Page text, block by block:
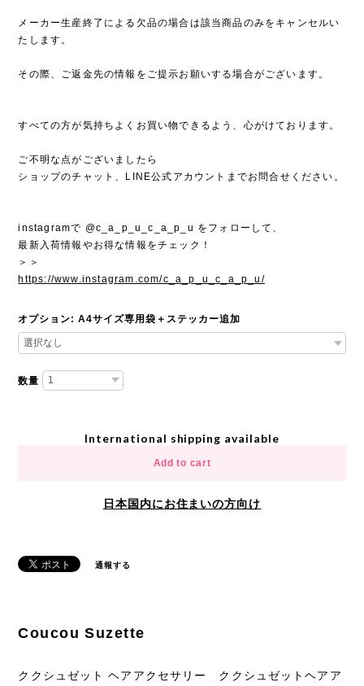
メーカー生産終了による欠品の場合は該当商品のみをキャンセルい
たします。
その際、ご返金先の情報をご提示お願いする場合がございます。
すべての方が気持ちよくお買い物できるよう、心がけております。
ご不明な点がございましたら
ショップのチャット、LINE公式アカウントまでお問合せください。
instagramで @c_a_p_u_c_a_p_u をフォローして、
最新入荷情報やお得な情報をチェック！
＞＞
https://www.instagram.com/c_a_p_u_c_a_p_u/
オプション: A4サイズ専用袋＋ステッカー追加
数量
International shipping available
Add to cart
日本国内にお住まいの方向け
通報する
Coucou Suzette
ククシュゼット ヘアアクセサリー ククシュゼットヘアア